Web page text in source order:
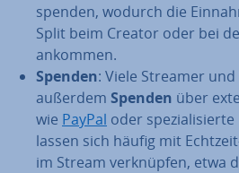
spenden, wodurch die
Split beim Creator oder bei
ankommen.
Spenden: Viele Streamer
außerdem Spenden über
wie PayPal oder
lassen sich häufig mit
im Stream ver­knüp­fen, etwa